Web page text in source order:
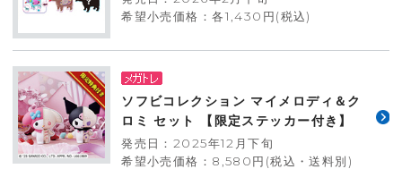
希望小売価格：各1,430円(税込)
ソフビコレクション マイメロディ＆ク
ロミ セット 【限定ステッカー付き】
発売日：2025年12月下旬
希望小売価格：8,580円(税込・送料別)